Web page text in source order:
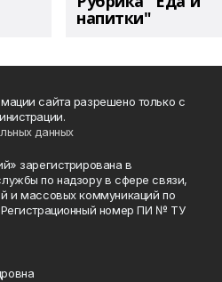
напитки"
сайта разрешено только с
данных
зарегистрирована в
по надзору в сфере связи,
и массовых коммуникаций по
номер ПИ № ТУ